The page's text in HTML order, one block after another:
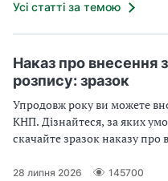
Усі статті за темою
Наказ про внесення
розпису: зразок
Упродовж року ви можете
КНП. Дізнайтеся, за яких
скачайте зразок наказу
28 липня 2026 145700